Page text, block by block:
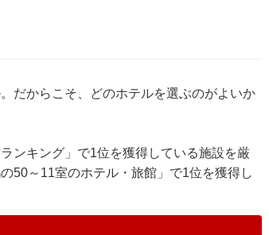
。だからこそ、どのホテルを選ぶのがよいか
ンキング」で1位を獲得している施設を厳
50～11室のホテル・旅館」で1位を獲得し